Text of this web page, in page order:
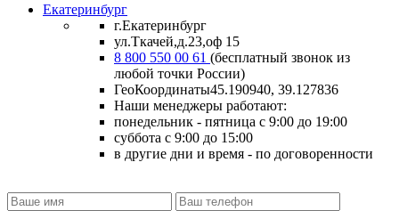
Екатеринбург
г.Екатеринбург
ул.Ткачей,д.23,оф 15
8 800 550 00 61 (бесплатный звонок из
любой точки России)
ГеоКоординаты45.190940, 39.127836
Наши менеджеры работают:
понедельник - пятница с 9:00 до 19:00
суббота с 9:00 до 15:00
в другие дни и время - по договоренности